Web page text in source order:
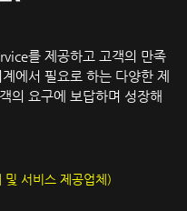
를 제공하고 고객의 만족
에서 필요로 하는 다양한 제
의 요구에 보답하며 성장해
및 서비스 제공업체)